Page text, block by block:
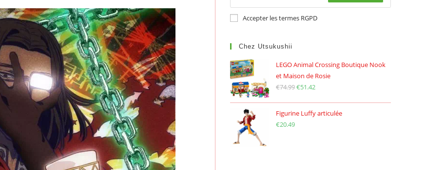
Accepter les termes RGPD
Chez Utsukushii
LEGO Animal Crossing Boutique Nook
et Maison de Rosie
€74.99Le
initial
€51.42Le
actuel
Figurine Luffy articulée
€20.49